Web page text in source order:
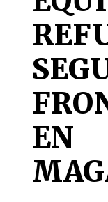
EN